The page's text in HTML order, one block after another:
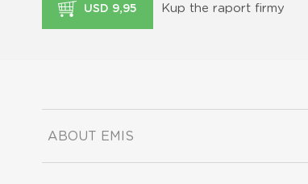
USD 9,95 Kup the raport firmy
ABOUT EMIS